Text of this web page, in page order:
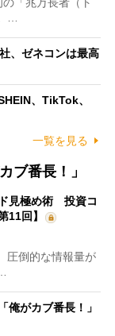
「兆万長者（ト
…
、ゼネコンは最高
、TikTok、
一覧を見る
ブ番長！」
見極め術 投資コ
11回】
圧倒的な情報量が
がカブ番長！」